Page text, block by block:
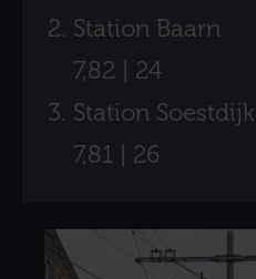
Station Baarn
7,82 | 24
Station Soestdijk
7,81 | 26